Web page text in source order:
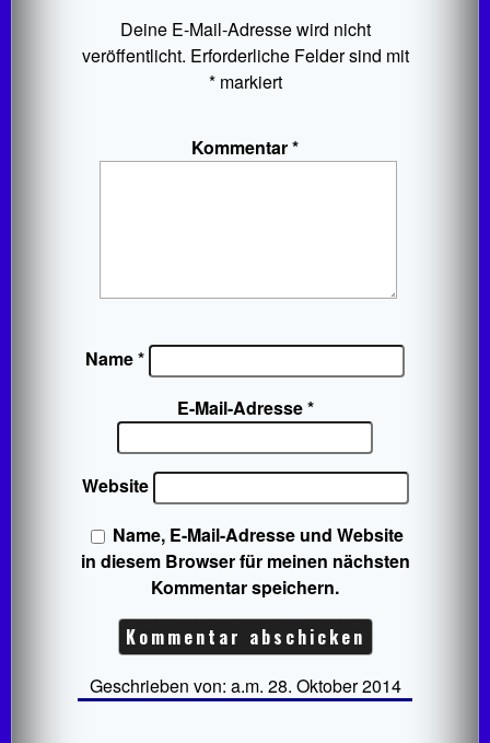
Deine E-Mail-Adresse wird nicht
veröffentlicht. Erforderliche Felder sind mit
*markiert
Kommentar*
Name*
E-Mail-Adresse*
Website
Name, E-Mail-Adresse und Website
in diesem Browser für meinen nächsten
Kommentar speichern.
Geschrieben von: a.m. 28. Oktober 2014